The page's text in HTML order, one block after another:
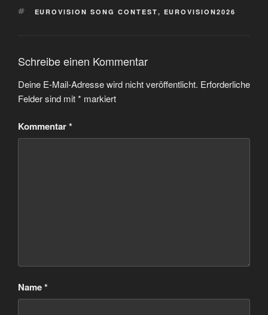
SCHLAGWÖRTER
EUROVISION SONG CONTEST, EUROVISION2026
Schreibe einen Kommentar
Deine E-Mail-Adresse wird nicht veröffentlicht. Erforderliche
Felder sind mit* markiert
Kommentar*
Name*